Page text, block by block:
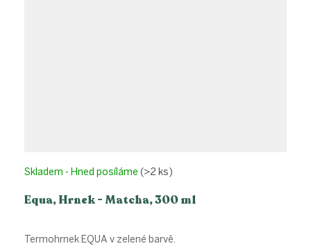
Equa, Hrnek - Matcha, 300 ml
Skladem - Hned posíláme (>2 ks)
Termohrnek EQUA v zelené barvě.